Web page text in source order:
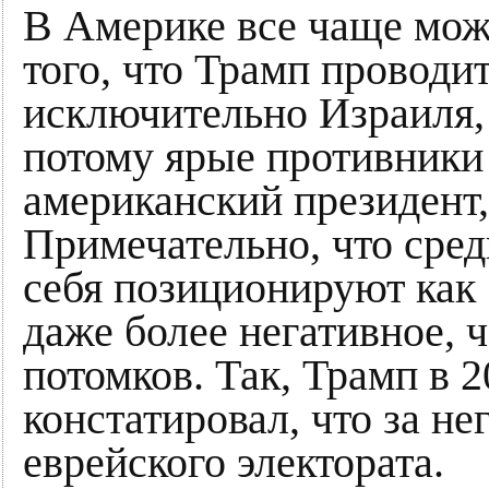
В Америке все чаще
того, что Трамп
исключительно
потому ярые
американский
Примечательно, что
себя позиционируют
даже более негативное,
потомков. Так, Трамп в
констатировал, что за
еврейского электората.